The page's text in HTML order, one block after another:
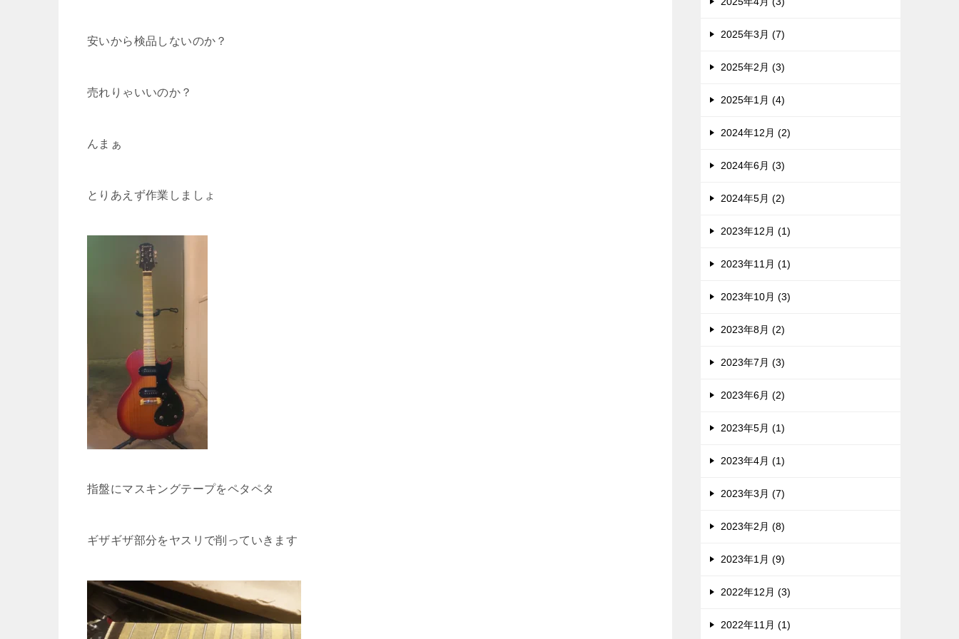
安いから検品しないのか？
売れりゃいいのか？
んまぁ
とりあえず作業しましょ
指盤にマスキングテープをペタペタ
ギザギザ部分をヤスリで削っていきます
2025年3月 (7)
2025年2月 (3)
2025年1月 (4)
2024年12月 (2)
2024年6月 (3)
2024年5月 (2)
2023年12月 (1)
2023年11月 (1)
2023年10月 (3)
2023年8月 (2)
2023年7月 (3)
2023年6月 (2)
2023年5月 (1)
2023年4月 (1)
2023年3月 (7)
2023年2月 (8)
2023年1月 (9)
2022年12月 (3)
2022年11月 (1)